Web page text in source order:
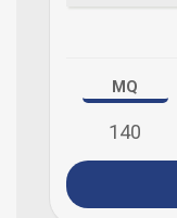
MQ
140